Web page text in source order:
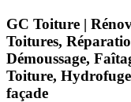
GC Toiture |
Toitures,
Démoussage,
Toiture,
façade